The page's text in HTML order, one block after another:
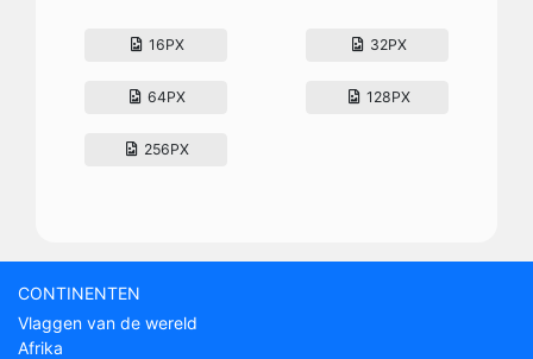
16PX 32PX
64PX 128PX
256PX
CONTINENTEN
Vlaggen van de wereld
Afrika